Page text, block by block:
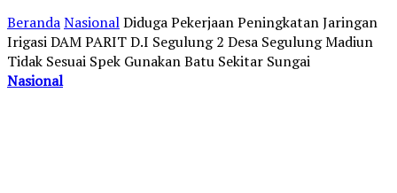
BerandaNasionalDiduga Pekerjaan Peningkatan Jaringan
Irigasi DAM PARIT D.I Segulung 2 Desa Segulung Madiun
Tidak Sesuai Spek Gunakan Batu Sekitar Sungai
Nasional